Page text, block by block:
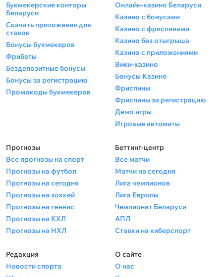
Букмекерские конторы
Беларуси
Скачать приложения для
ставок
Бонусы букмекеров
Фрибеты
Бездепозитные бонусы
Бонусы за регистрацию
Промокоды букмекеров
Онлайн-казино Беларуси
Казино с бонусами
Казино с фриспинами
Казино без отыгрыша
Казино с приложениями
Вики-казино
Бонусы Казино
Фриспины
Фриспины за регистрацию
Демо игры
Игровые автоматы
Прогнозы
Все прогнозы на спорт
Прогнозы на футбол
Прогнозы на сегодня
Прогнозы на хоккей
Прогнозы на теннис
Прогнозы на КХЛ
Прогнозы на НХЛ
Беттинг-центр
Все матчи
Матчи на сегодня
Лига чемпионов
Лига Европы
Чемпионат Беларуси
АПЛ
Ставки на киберспорт
Редакция
Новости спорта
О сайте
О нас